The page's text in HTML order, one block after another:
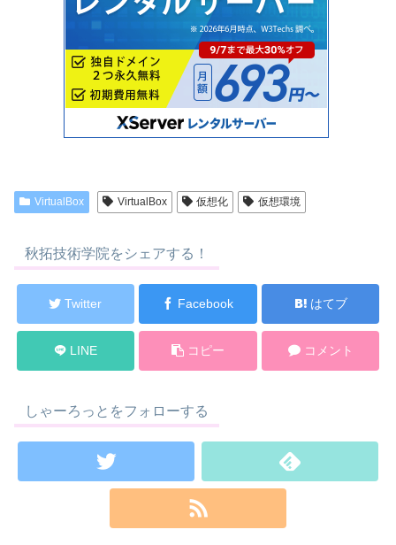
VirtualBox VirtualBox 仮想化 仮想環境
秋拓技術学院をシェアする！
Twitter Facebook はてブ
LINE コピー コメント
しゃーろっとをフォローする